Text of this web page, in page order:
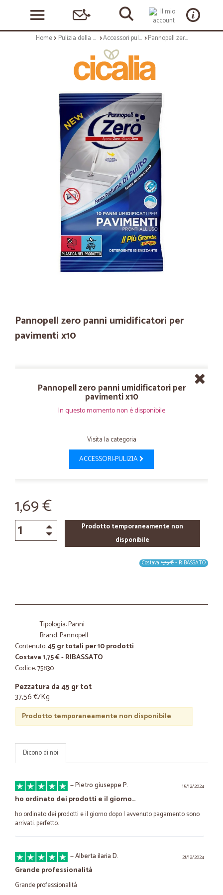
Home Pulizia della casa Accessori pulizia Pannopell zero panni umidificatori per pavimenti x10
Pannopell zero panni umidificatori per
pavimenti x10
Pannopell zero panni umidificatori per
pavimenti x10
In questo momento non è disponibile
Visita la categoria
ACCESSORI-PULIZIA
1,69 €
Prodotto temporaneamente non
disponibile
Costava 1,75 €- RIBASSATO
Tipologia: Panni
Brand: Pannopell
Contenuto:45 gr totali per 10 prodotti
Costava1,75 €- RIBASSATO
Codice: 75830
Pezzatura da 45 gr tot
37,56 €/Kg
Prodotto temporaneamente non disponibile
Dicono di noi
15/12/2024
—Pietro giuseppe P.
ho ordinato dei prodotti e il giorno…
ho ordinato dei prodotti e il giorno dopo l avvenuto pagamento sono
arrivati. perfetto.
21/12/2024
—Alberta ilaria D.
Grande professionalità
Grande professionalità